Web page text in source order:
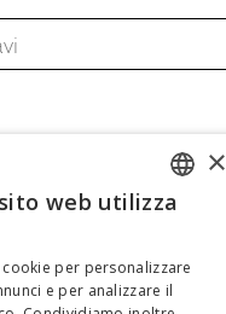
FRENCH
×
web utilizza
per personalizzare
e per analizzare il